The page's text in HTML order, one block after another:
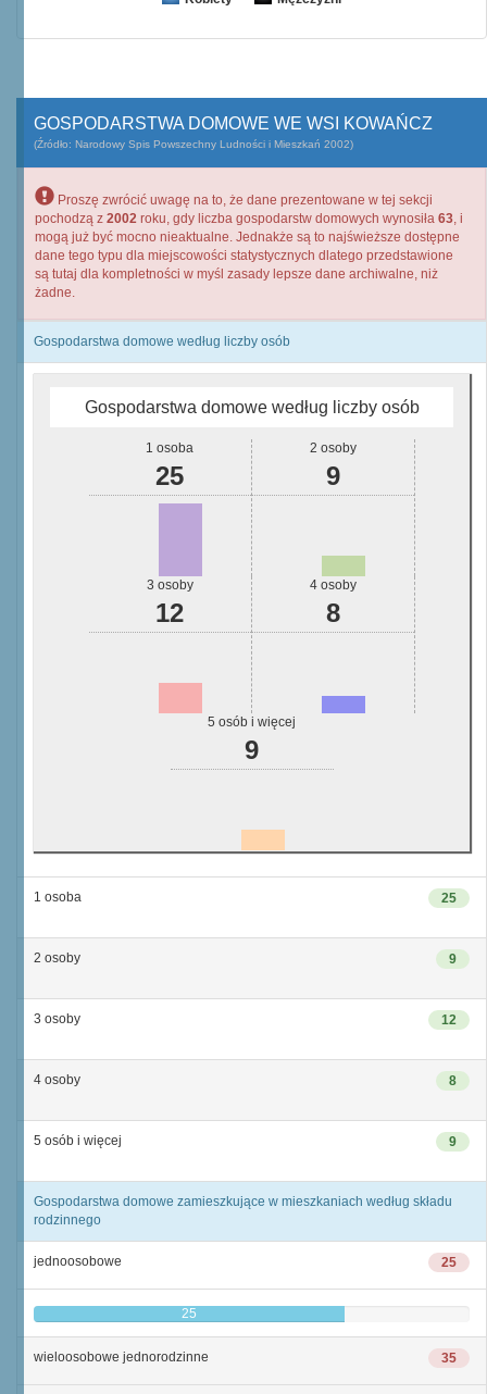
GOSPODARSTWA DOMOWE WE WSI KOWAŃCZ
(Źródło: Narodowy Spis Powszechny Ludności i Mieszkań 2002)
Proszę zwrócić uwagę na to, że dane prezentowane w tej sekcji
pochodzą z 2002 roku, gdy liczba gospodarstw domowych wynosiła 63, i
mogą już być mocno nieaktualne. Jednakże są to najświeższe dostępne
dane tego typu dla miejscowości statystycznych dlatego przedstawione
są tutaj dla kompletności w myśl zasady lepsze dane archiwalne, niż
żadne.
Gospodarstwa domowe według liczby osób
Gospodarstwa domowe według liczby osób
1 osoba
25
2 osoby
9
3 osoby
12
4 osoby
8
5 osób i więcej
9
25
1 osoba
9
2 osoby
12
3 osoby
8
4 osoby
9
5 osób i więcej
Gospodarstwa domowe zamieszkujące w mieszkaniach według składu
rodzinnego
25
jednoosobowe
25
35
wieloosobowe jednorodzinne